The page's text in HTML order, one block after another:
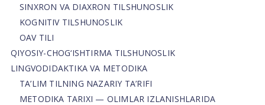
SINXRON VA DIAXRON TILSHUNOSLIK
KOGNITIV TILSHUNOSLIK
OAV TILI
QIYOSIY-CHOG‘ISHTIRMA TILSHUNOSLIK
LINGVODIDAKTIKA VA METODIKA
TA’LIM TILNING NAZARIY TA’RIFI
METODIKA TARIXI — OLIMLAR IZLANISHLARIDA